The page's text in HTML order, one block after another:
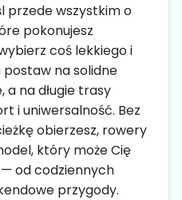
przede wszystkim o
pokonujesz
coś lekkiego i
na solidne
na długie trasy
i uniwersalność. Bez
obierzesz, rowery
który może Cię
od codziennych
przygody.